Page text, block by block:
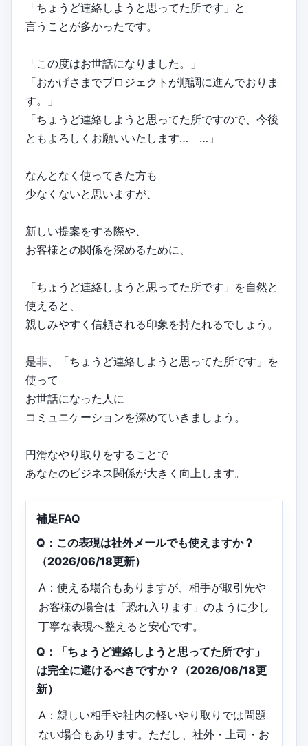
「ちょうど連絡しようと思ってた所です」と
言うことが多かったです。
「この度はお世話になりました。」
「おかげさまでプロジェクトが順調に進んでおりま
す。」
「ちょうど連絡しようと思ってた所ですので、今後
ともよろしくお願いいたします… …」
なんとなく使ってきた方も
少なくないと思いますが、
新しい提案をする際や、
お客様との関係を深めるために、
「ちょうど連絡しようと思ってた所です」を自然と
使えると、
親しみやすく信頼される印象を持たれるでしょう。
是非、「ちょうど連絡しようと思ってた所です」を
使って
お世話になった人に
コミュニケーションを深めていきましょう。
円滑なやり取りをすることで
あなたのビジネス関係が大きく向上します。
補足FAQ
Q：この表現は社外メールでも使えますか？
（2026/06/18更新）
A：使える場合もありますが、相手が取引先や
お客様の場合は「恐れ入ります」のように少し
丁寧な表現へ整えると安心です。
Q：「ちょうど連絡しようと思ってた所です」
は完全に避けるべきですか？（2026/06/18更
新）
A：親しい相手や社内の軽いやり取りでは問題
ない場合もあります。ただし、社外・上司・お